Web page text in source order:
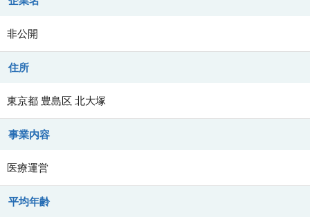
非公開
住所
東京都 豊島区 北大塚
事業内容
医療運営
平均年齢